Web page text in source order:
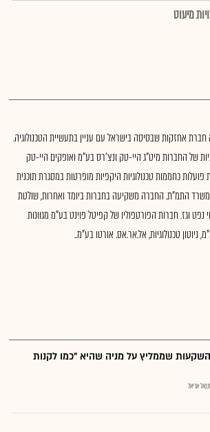
מיעוט
אחזקות שבסיסה בישראל עם עניין בתעשיית הטכנולוגיה.
של החברות מיט"ג היי-טק ונצ’רס בע"מ ואופקים היי-טק
כחממות טכנולוגיות היקפיות מופרטות במסגרת תוכנית
התמ"ת. החברה משקיעה בחברות ביומד ואחרות, שולטת
וגז. חברות הפורטפוליו של קפיטל פוינט בע"מ מגוונות
ניוטון טכנולוגיות, אל.אר.אס. אורטו בע"מ..
שממליץ על מניה שהיא "כמו לקנות
אריאל